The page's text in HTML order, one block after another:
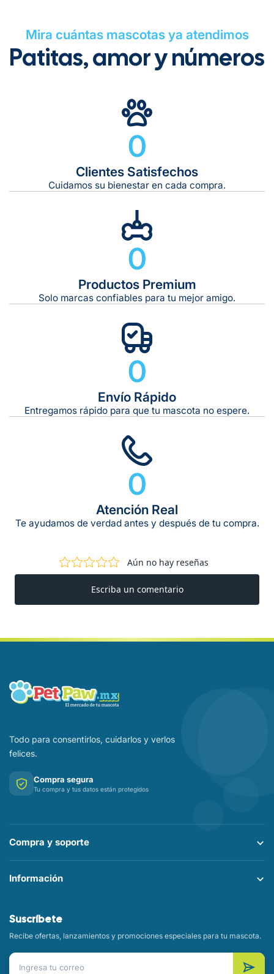
Gratuito en todos los pedidos
Tiempo de entrega estimado: 5 a 7 días hábiles
Gratis en compras de $599 o más
Mira cuántas mascotas ya atendimos
Patitas, amor y números
0
Clientes Satisfechos
Cuidamos su bienestar en cada compra.
0
Productos Premium
Solo marcas confiables para tu mejor amigo.
0
Envío Rápido
Entregamos rápido para que tu mascota no espere.
0
Atención Real
Te ayudamos de verdad antes y después de tu compra.
Todo para consentirlos, cuidarlos y verlos
felices.
Compra segura
Tu compra y tus datos están protegidos
Compra y soporte
Información
Suscríbete
Recibe ofertas, lanzamientos y promociones especiales para tu mascota.
Correo electrónico